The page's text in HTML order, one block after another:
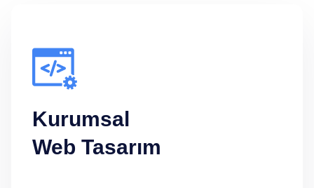
Kurumsal
Web Tasarım